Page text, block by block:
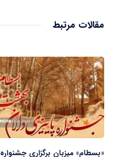
مقالات مرتبط
«بسطام» میزبان برگزاری جشنواره